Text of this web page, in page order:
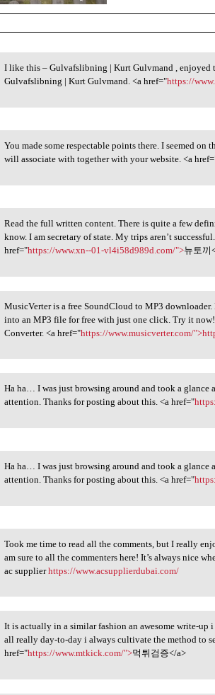
I like this – Gulvafslibning
I like this – Gulvafslibning | Kurt Gulvmand , enjoyed
Gulvafslibning | Kurt Gulvmand. <a href="https://
You made some respectable
You made some respectable points there. I seemed
will associate with together with your website. <a
Read the full written content
Read the full written content. There is quite a few
know. I am secretary of state. My trips aren’t
href="https://www.xn--01-vl4i58d989d.com/">뉴토끼
MusicVerter is a free
MusicVerter is a free SoundCloud to MP3
into an MP3 file for free with just one click. Try it
Converter. <a href="https://www.musicverter.com/
Ha ha… I was just browsing
Ha ha… I was just browsing around and took a glance
attention. Thanks for posting about this. <a href="
Ha ha… I was just browsing
Ha ha… I was just browsing around and took a glance
attention. Thanks for posting about this. <a href="
Took me time to read all the
Took me time to read all the comments, but I really
am sure to all the commenters here! It’s always nice
ac supplierhttps://www.acsupplierdubai.com/
It is actually in a similar
It is actually in a similar fashion an awesome write-
all really day-to-day i always cultivate the method to
href="https://www.mtkick.com/">먹튀검증</a>